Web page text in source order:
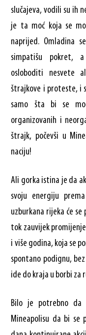
slučajeva, vodili su ih
je ta moć koja se
naprijed. Omladina
simpatišu pokret,
osloboditi nesvete
štrajkove i proteste, i
samo šta bi se
organizovanih i
štrajk, počevši u
naciju!
Ali gorka istina je da
svoju energiju
uzburkana rijeka će
tok zauvijek
i više godina, koja se
spontano podignu,
ide do kraja u borbi za
Bilo je potrebno da
Mineapolisu da bi se